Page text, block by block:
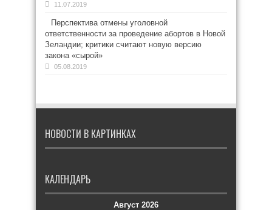
11.07.2019
Перспектива отмены уголовной
ответственности за проведение абортов в Новой
Зеландии; критики считают новую версию
закона «сырой»
05.08.2019
НОВОСТИ В КАРТИНКАХ
КАЛЕНДАРЬ
Август 2026